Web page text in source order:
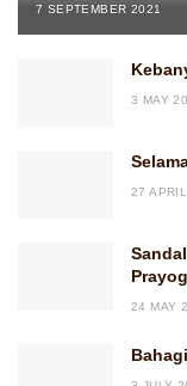
7 SEPTEMBER 2021
3 MAY
27
24 MAY